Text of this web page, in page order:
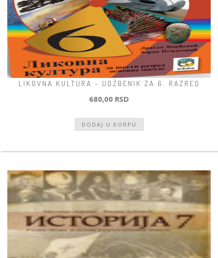
LIKOVNA KULTURA - UDŽBENIK ZA 6. RAZRED
680,00 RSD